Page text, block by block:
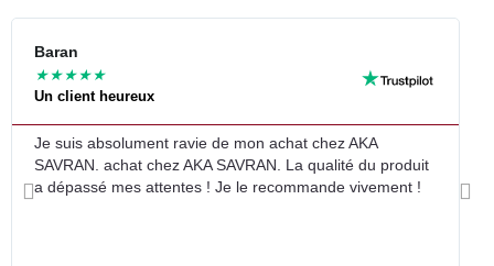
Baran
★★★★★
Un client heureux
Je suis absolument ravie de mon achat chez AKA
SAVRAN. achat chez AKA SAVRAN. La qualité du produit
a dépassé mes attentes ! Je le recommande vivement !
Précédent